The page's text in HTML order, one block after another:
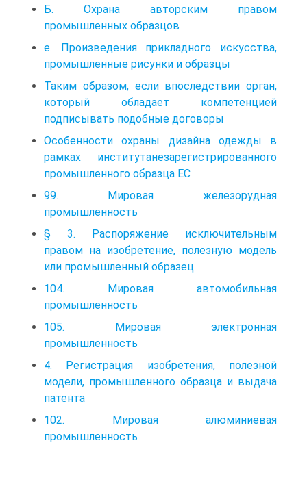
Б. Охрана авторским правом
промышленных образцов
е. Произведения прикладного искусства,
промышленные рисунки и образцы
Таким образом, если впоследствии орган,
который обладает компетенцией
подписывать подобные договоры
Особенности охраны дизайна одежды в
рамках институтанезарегистрированного
промышленного образца ЕС
99. Мировая железорудная
промышленность
§ 3. Распоряжение исключительным
правом на изобретение, полезную модель
или промышленный образец
104. Мировая автомобильная
промышленность
105. Мировая электронная
промышленность
4. Регистрация изобретения, полезной
модели, промышленного образца и выдача
патента
102. Мировая алюминиевая
промышленность